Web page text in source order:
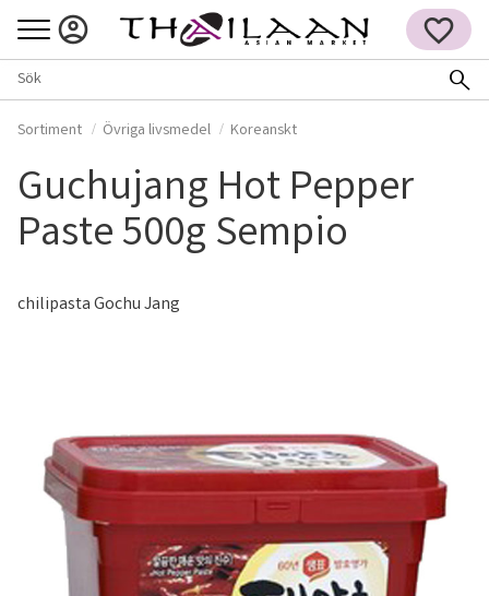
FAVORITER
Sortiment Övriga livsmedel Koreanskt
Guchujang Hot Pepper
Paste 500g Sempio
chilipasta Gochu Jang